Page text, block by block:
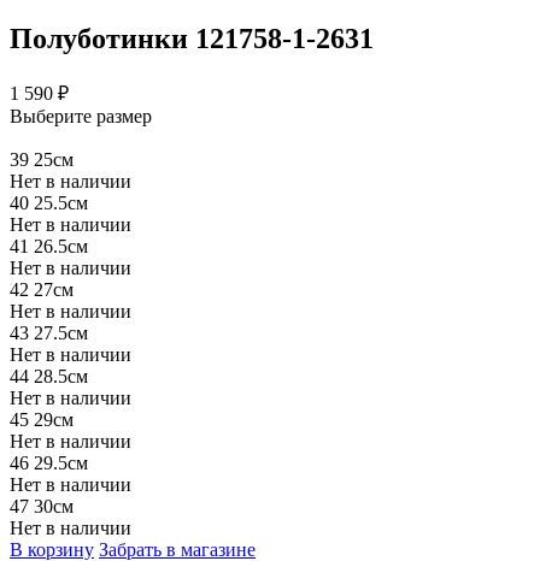
Полуботинки 121758-1-2631
1 590 ₽
Выберите размер
39 25см
Нет в наличии
40 25.5см
Нет в наличии
41 26.5см
Нет в наличии
42 27см
Нет в наличии
43 27.5см
Нет в наличии
44 28.5см
Нет в наличии
45 29см
Нет в наличии
46 29.5см
Нет в наличии
47 30см
Нет в наличии
В корзину Забрать в магазине